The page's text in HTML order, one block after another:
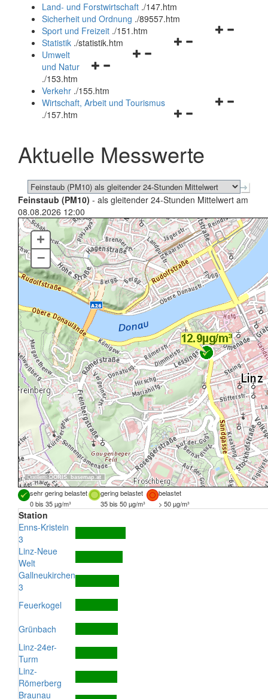
und
schließen
Land- und Forstwirtschaft ./147.htm
Sicherheit und Ordnung ./89557.htm
Navigationsmenü
Sport und Freizeit ./151.htm
Navigationsmenü
Statistik ./statistik.htm
Navigationsmenü
und
schließen
Umwelt
und Natur
./153.htm
Verkehr ./155.htm
Navigationsmenü
schließen
Wirtschaft, Arbeit und Tourismus
./157.htm
Aktuelle Messwerte
Feinstaub (PM10) - als gleitender 24-Stunden Mittelwert am
08.08.2026 12:00
Quellen:DORIS, basemap.at
+
–
sehr gering belastet gering belastet
belastet
0 bis 35 µg/m³
35 bis 50 µg/m³ > 50 µg/m³
Station
Enns-Kristein
3
Linz-Neue
Welt
Gallneukirchen
3
Feuerkogel
Grünbach
Linz-24er-
Turm
Linz-
Römerberg
Braunau